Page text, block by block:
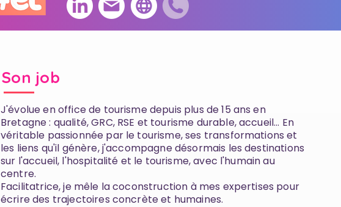
J'évolue en office de tourisme depuis plus de 15 ans en
Bretagne : qualité, GRC, RSE et tourisme durable, accueil... En
véritable passionnée par le tourisme, ses transformations et
les liens qu'il génère, j'accompagne désormais les destinations
sur l'accueil, l'hospitalité et le tourisme, avec l'humain au
centre.
Facilitatrice, je mêle la coconstruction à mes expertises pour
écrire des trajectoires concrète et humaines.
Son job